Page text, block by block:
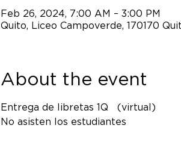
Feb 26, 2024, 7:00 AM – 3:00 PM
Quito, Liceo Campoverde, 170170
About the event
Entrega de libretas 1Q   (virtual)
No asisten los estudiantes